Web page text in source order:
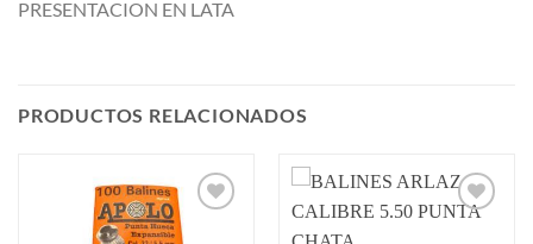
PRESENTACION EN LATA
PRODUCTOS RELACIONADOS